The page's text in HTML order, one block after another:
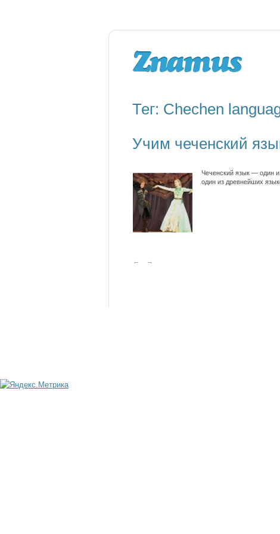
Тег: Chechen
Учим чеченский
Чеченский язык — один
один из древнейших
← →